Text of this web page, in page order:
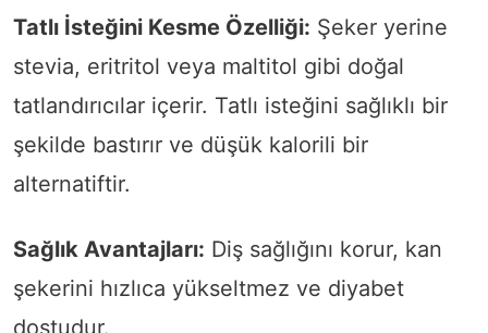
Tatlı İsteğini Kesme Özelliği: Şeker yerine
stevia, eritritol veya maltitol gibi doğal
tatlandırıcılar içerir. Tatlı isteğini sağlıklı bir
şekilde bastırır ve düşük kalorili bir
alternatiftir.
Sağlık Avantajları: Diş sağlığını korur, kan
şekerini hızlıca yükseltmez ve diyabet
dostudur.